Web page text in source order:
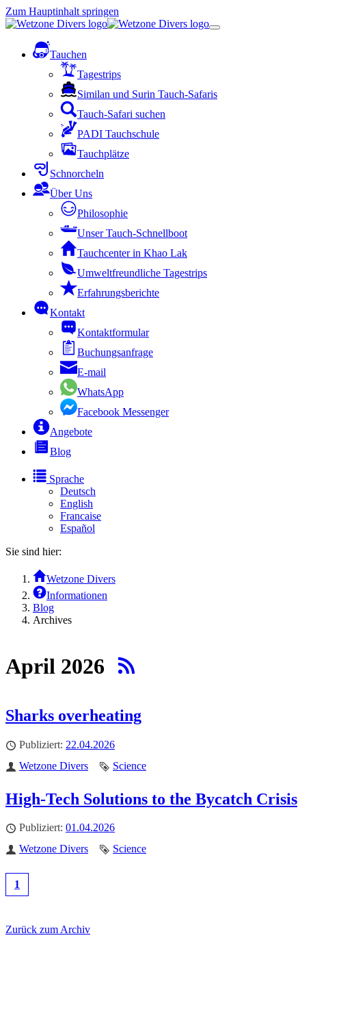
Zum Hauptinhalt springen
Tauchen
Tagestrips
Similan und Surin Tauch-Safaris
Tauch-Safari suchen
PADI Tauchschule
Tauchplätze
Schnorcheln
Über Uns
Philosophie
Unser Tauch-Schnellboot
Tauchcenter in Khao Lak
Umweltfreundliche Tagestrips
Erfahrungsberichte
Kontakt
Kontaktformular
Buchungsanfrage
E-mail
WhatsApp
Facebook Messenger
Angebote
Blog
Sprache
Deutsch
English
Francaise
Español
Sie sind hier:
Wetzone Divers
Informationen
Blog
Archives
April 2026
Sharks overheating
Publiziert 22.04.2026
Autor
Wetzone Divers Schlagwort
Science
High-Tech Solutions to the Bycatch Crisis
Publiziert 01.04.2026
Autor
Wetzone Divers Schlagwort
Science
1
Zurück zum Archiv